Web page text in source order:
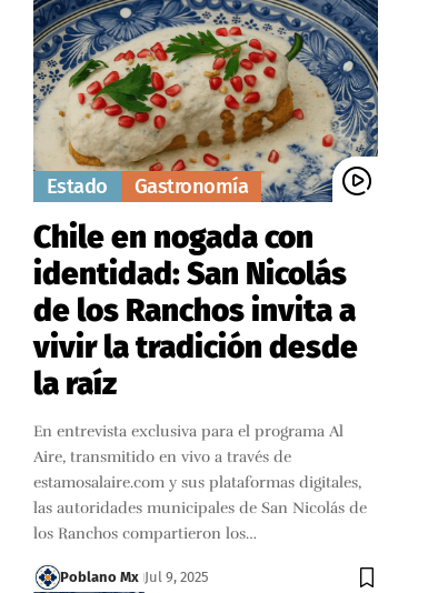
Estado Gastronomía
Chile en nogada con
identidad: San Nicolás
de los Ranchos invita a
vivir la tradición desde
la raíz
En entrevista exclusiva para el programa Al
Aire, transmitido en vivo a través de
estamosalaire.com y sus plataformas digitales,
las autoridades municipales de San Nicolás de
los Ranchos compartieron los…
Poblano Mx Jul 9, 2025